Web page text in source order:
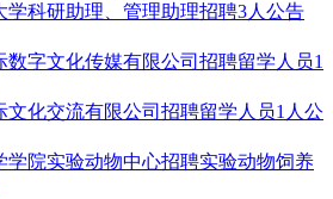
学科研助理、管理助理招聘3人公告
数字文化传媒有限公司招聘留学人员1
文化交流有限公司招聘留学人员1人公
学院实验动物中心招聘实验动物饲养